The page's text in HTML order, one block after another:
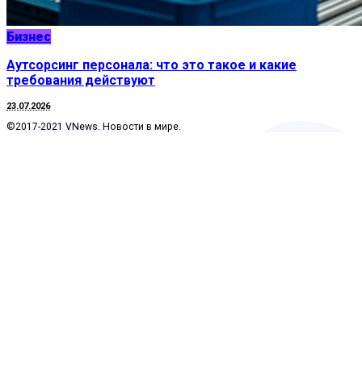
Бизнес
Аутсорсинг персонала: что это такое и какие
требования действуют
23.07.2026
©2017-2021 VNews. Новости в мире.